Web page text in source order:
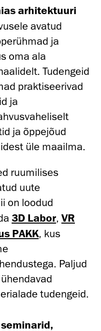
arhitektuuri
avatud
ja
oma ala
Tudengeid
praktiseerivad
ja
ja õppejõud
üle maailma.
ruumilises
uute
on loodud
3D Labor, VR
PAKK, kus
Paljud
tudengeid.